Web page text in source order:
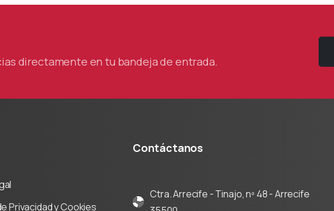
directamente en tu bandeja de entrada.
Privacidad y Cookies
Contáctanos
Ctra. Arrecife - Tinajo, nº 48 - Arrecife